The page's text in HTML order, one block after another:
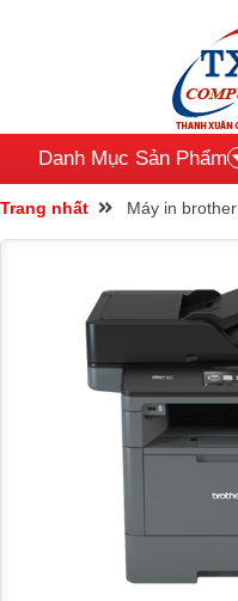
Danh Mục Sản Phẩm
Trang nhất Máy in brother